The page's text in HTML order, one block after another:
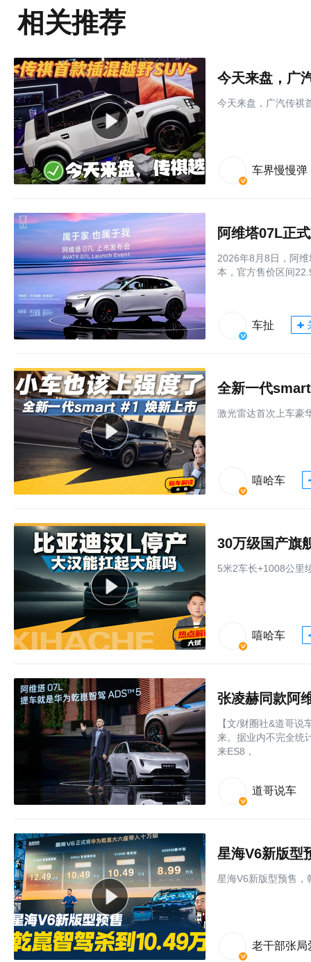
相关推荐
今天来盘，广
今天来盘，广汽传祺
车界慢慢弹
2026年8月8日，阿
本，官方售价区间
车扯
激光雷达⾸次上⻋豪
嘻哈车
30万级国产旗
5米2车长+1008公里
嘻哈车
【文/财圈社&道哥
来。据业内不完全统
来ES8，
道哥说车
星海V6新版型
星海V6新版型预售，
老干部张局